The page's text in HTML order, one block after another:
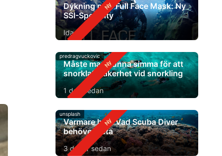
Dykning med Full Face Mask: Ny
SSI-Specialty
Idag
predragvuckovic
Måste man kunna simma för att
snorkla? Säkerhet vid snorkling
1 dag sedan
unsplash
Varmare hav: Vad Scuba Diver
behöver veta
3 dagar sedan